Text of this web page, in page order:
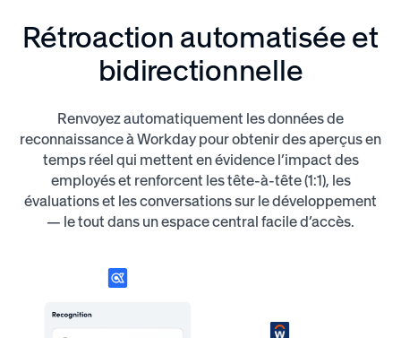
Rétroaction automatisée et
bidirectionnelle
Renvoyez automatiquement les données de
reconnaissance à Workday pour obtenir des aperçus en
temps réel qui mettent en évidence l’impact des
employés et renforcent les tête-à-tête (1:1), les
évaluations et les conversations sur le développement
— le tout dans un espace central facile d’accès.